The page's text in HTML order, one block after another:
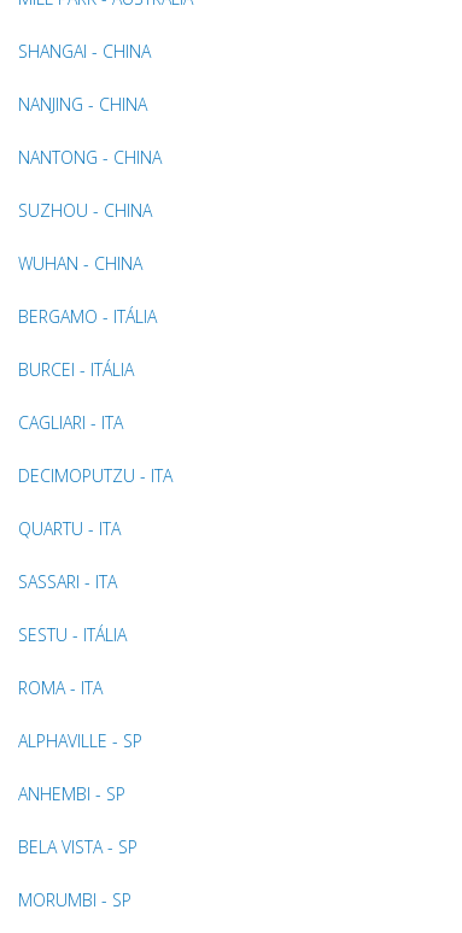
SHANGAI - CHINA
NANJING - CHINA
NANTONG - CHINA
SUZHOU - CHINA
WUHAN - CHINA
BERGAMO - ITÁLIA
BURCEI - ITÁLIA
CAGLIARI - ITA
DECIMOPUTZU - ITA
QUARTU - ITA
SASSARI - ITA
SESTU - ITÁLIA
ROMA - ITA
ALPHAVILLE - SP
ANHEMBI - SP
BELA VISTA - SP
MORUMBI - SP